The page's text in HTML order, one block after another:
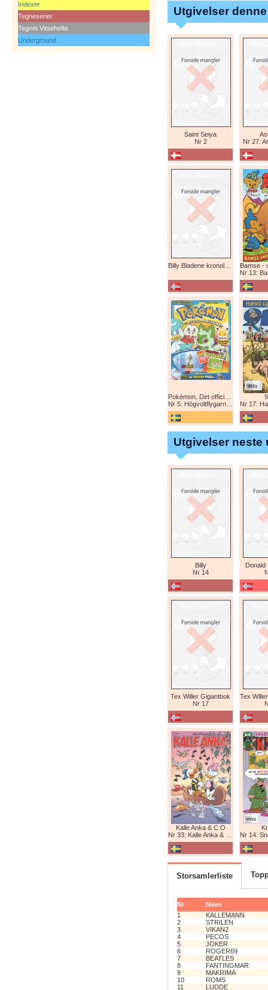
Indexer
Tegneserier
Tegnet Vitsehefte
Underground
Utgivelser
Saint Seiya
Nr 2
Nr 27:
Nr 13: Bamse-
Nr 5: Högvoltflygarna mot Svart Rayquaza!
Nr 17: Harald
Utgivelser neste
Billy
Nr 14
Donald
Tex Willer Gigantbok
Nr 17
Kalle Anka & C:O
Nr 33: Kalle Anka & C:O
Nr 14:
Storsamlerliste
Nr
Navn
1
KALLEMANN
2
STRILEN
3
VIKAN2
4
PECOS
5
JOKER
6
ROGER69
7
BEATLES
8
FANTINGMAR
9
MAKRIMA
10
ROMS
11
LUDDE